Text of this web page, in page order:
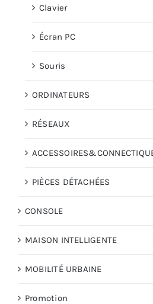
Clavier
Écran PC
Souris
ORDINATEURS
RÉSEAUX
PIÈCES DÉTACHÉES
CONSOLE
MAISON INTELLIGENTE
MOBILITÉ URBAINE
Promotion